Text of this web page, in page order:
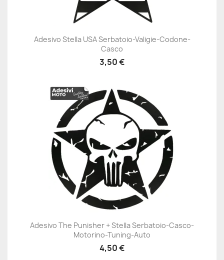
Adesivo Stella USA Serbatoio-Valigie-Codone-
Casco
3,50 €
Adesivo The Punisher + Stella Serbatoio-Casco-
Motorino-Tuning-Auto
4,50 €